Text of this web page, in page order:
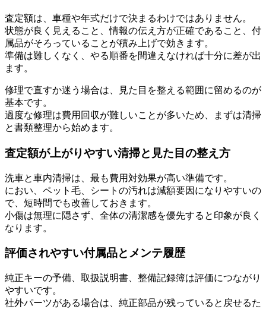
査定額は、車種や年式だけで決まるわけではありません。
状態が良く見えること、情報の伝え方が正確であること、付
属品がそろっていることが積み上げで効きます。
準備は難しくなく、やる順番を間違えなければ十分に差が出
ます。
修理で直すか迷う場合は、見た目を整える範囲に留めるのが
基本です。
過度な修理は費用回収が難しいことが多いため、まずは清掃
と書類整理から始めます。
査定額が上がりやすい清掃と見た目の整え方
洗車と車内清掃は、最も費用対効果が高い準備です。
におい、ペット毛、シートの汚れは減額要因になりやすいの
で、短時間でも改善しておきます。
小傷は無理に隠さず、全体の清潔感を優先すると印象が良く
なります。
評価されやすい付属品とメンテ履歴
純正キーの予備、取扱説明書、整備記録簿は評価につながり
やすいです。
社外パーツがある場合は、純正部品が残っていると戻せるた